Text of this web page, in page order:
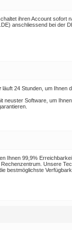
ihren Account sofort
anschliessend bei der
läuft 24 Stunden, um Ihnen
neuster Software, um
Ihnen 99,9%
Unsere
bestmöglichste